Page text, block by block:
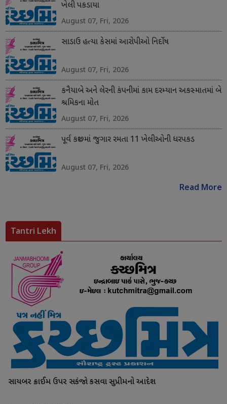
ખેલી પકડાયા
August 07, Fri, 2026
સાડાઉ હત્યા કેસમાં આરોપીઓ નિર્દોષ
August 07, Fri, 2026
કનૈયાબે અને લેરની કંપનીમાં કામ દરમ્યાન અકસ્માતમાં બે
શ્રમિકના મોત
August 07, Fri, 2026
પૂર્વ કચ્છમાં જુગાર રમતા 11 ખેલીઓની ધરપકડ
August 07, Fri, 2026
Read More
Tantri Lekh
સાયબર ક્રાઈમ ઉપર સકંજો કસવા સુપ્રીમનો આદેશ